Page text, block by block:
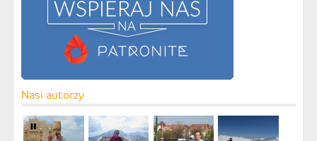
Nasi autorzy